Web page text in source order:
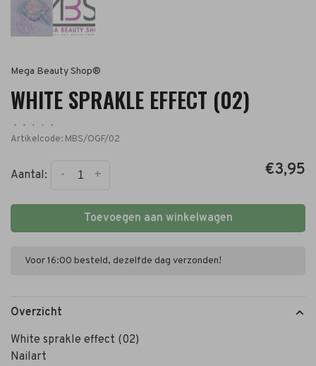
Mega Beauty Shop®
WHITE SPRAKLE EFFECT (02)
• • • •
•
Artikelcode: MBS/OGF/02
Aantal: +
- €3,95
Toevoegen aan winkelwagen
Voor 16:00 besteld, dezelfde dag verzonden!
Overzicht
White sprakle effect (02)
Nailart